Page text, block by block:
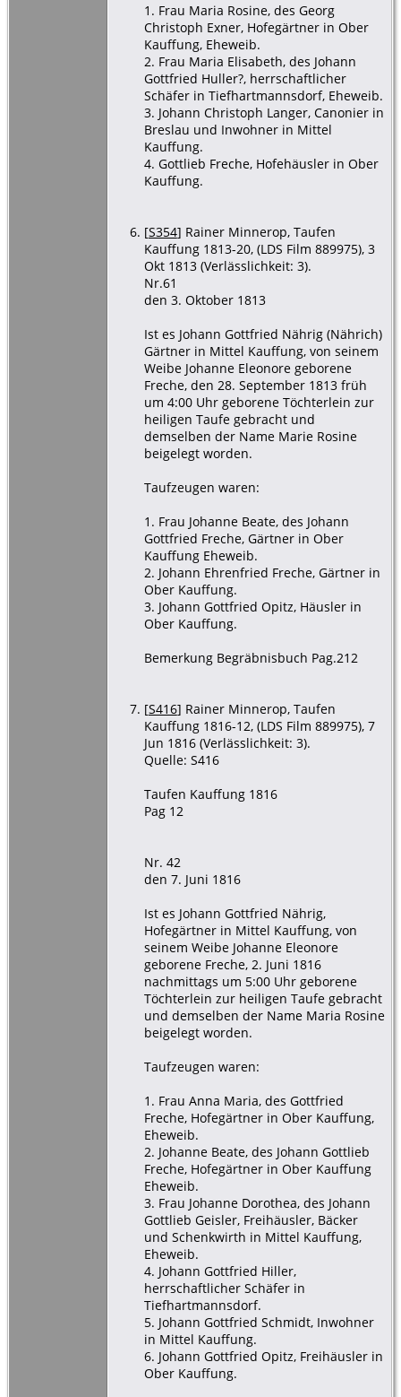
1. Frau Maria Rosine, des Georg
Christoph Exner, Hofegärtner in Ober
Kauffung, Eheweib.
2. Frau Maria Elisabeth, des Johann
Gottfried Huller?, herrschaftlicher
Schäfer in Tiefhartmannsdorf, Eheweib.
3. Johann Christoph Langer, Canonier in
Breslau und Inwohner in Mittel
Kauffung.
4. Gottlieb Freche, Hofehäusler in Ober
Kauffung.
[S354] Rainer Minnerop, Taufen
Kauffung 1813-20, (LDS Film 889975), 3
Okt 1813 (Verlässlichkeit: 3).
Nr.61
den 3. Oktober 1813
Ist es Johann Gottfried Nährig (Nährich)
Gärtner in Mittel Kauffung, von seinem
Weibe Johanne Eleonore geborene
Freche, den 28. September 1813 früh
um 4:00 Uhr geborene Töchterlein zur
heiligen Taufe gebracht und
demselben der Name Marie Rosine
beigelegt worden.
Taufzeugen waren:
1. Frau Johanne Beate, des Johann
Gottfried Freche, Gärtner in Ober
Kauffung Eheweib.
2. Johann Ehrenfried Freche, Gärtner in
Ober Kauffung.
3. Johann Gottfried Opitz, Häusler in
Ober Kauffung.
Bemerkung Begräbnisbuch Pag.212
[S416] Rainer Minnerop, Taufen
Kauffung 1816-12, (LDS Film 889975), 7
Jun 1816 (Verlässlichkeit: 3).
Quelle: S416
Taufen Kauffung 1816
Pag 12
Nr. 42
den 7. Juni 1816
Ist es Johann Gottfried Nährig,
Hofegärtner in Mittel Kauffung, von
seinem Weibe Johanne Eleonore
geborene Freche, 2. Juni 1816
nachmittags um 5:00 Uhr geborene
Töchterlein zur heiligen Taufe gebracht
und demselben der Name Maria Rosine
beigelegt worden.
Taufzeugen waren:
1. Frau Anna Maria, des Gottfried
Freche, Hofegärtner in Ober Kauffung,
Eheweib.
2. Johanne Beate, des Johann Gottlieb
Freche, Hofegärtner in Ober Kauffung
Eheweib.
3. Frau Johanne Dorothea, des Johann
Gottlieb Geisler, Freihäusler, Bäcker
und Schenkwirth in Mittel Kauffung,
Eheweib.
4. Johann Gottfried Hiller,
herrschaftlicher Schäfer in
Tiefhartmannsdorf.
5. Johann Gottfried Schmidt, Inwohner
in Mittel Kauffung.
6. Johann Gottfried Opitz, Freihäusler in
Ober Kauffung.